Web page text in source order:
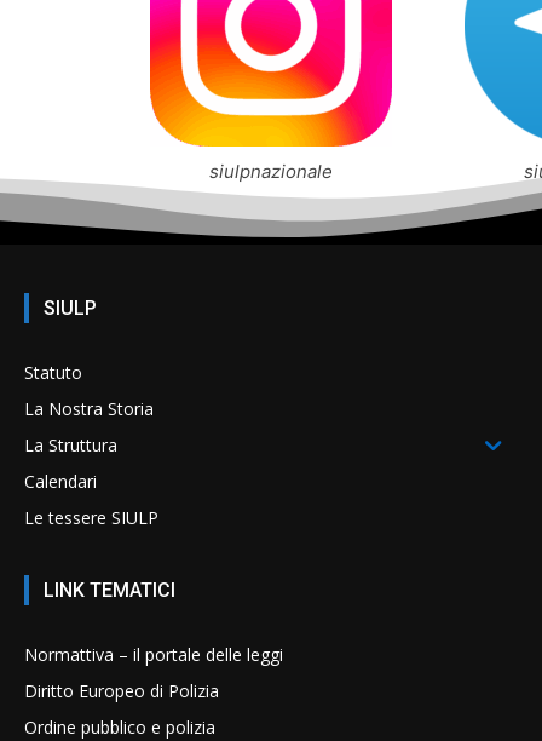
siulpnazionale
SIULP
Statuto
La Nostra Storia
La Struttura
Calendari
Le tessere SIULP
LINK TEMATICI
Normattiva – il portale delle leggi
Diritto Europeo di Polizia
Ordine pubblico e polizia